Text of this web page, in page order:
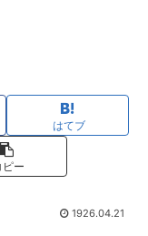
はてブ
ピー
1926.04.21